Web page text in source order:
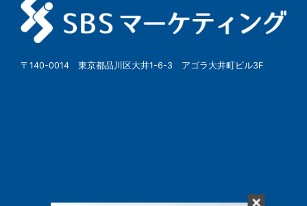
〒140-0014 東京都品川区大井1-6-3 アゴラ大井町ビル3F